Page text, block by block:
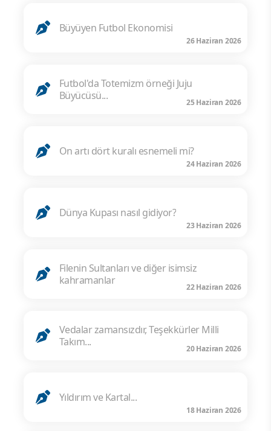
Büyüyen Futbol Ekonomisi
26 Haziran 2026
Futbol'da Totemizm örneği Juju
Büyücüsü...
25 Haziran 2026
On artı dört kuralı esnemeli mi?
24 Haziran 2026
Dünya Kupası nasıl gidiyor?
23 Haziran 2026
Filenin Sultanları ve diğer isimsiz
kahramanlar
22 Haziran 2026
Vedalar zamansızdır, Teşekkürler Milli
Takım...
20 Haziran 2026
Yıldırım ve Kartal...
18 Haziran 2026